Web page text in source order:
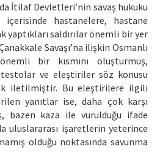
İtilaf Devletleri’nin savaş hukuku
içerisinde hastanelere, hastane
saldırılar önemli bir yer
Savaşı’na ilişkin Osmanlı
bir kısmını oluşturmuş,
ve eleştiriler söz konusu
iletilmiştir. Bu eleştirilere ilgili
yanıtlar ise, daha çok karşı
bazen kaza ile vurulduğu ifade
uluslararası işaretlerin yeterince
olduğu noktasında savunma